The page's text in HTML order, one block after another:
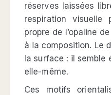
réserves laissées
respiration
propre de l’opaline
à la composition. Le
la surface : il semble
elle-même.
Ces motifs